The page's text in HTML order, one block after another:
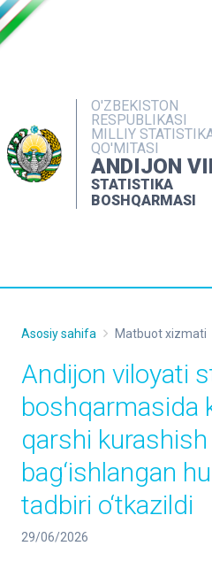
O'ZBEKISTON
RESPUBLIKASI
MILLIY
QO'MITASI
ANDIJON
STATISTIKA
BOSHQARMASI
INTERAKTIV
MATBUOT
Asosiy sahifa Matbuot xizmati
Andijon viloyati
boshqarmasida
qarshi
bag‘ishlangan
tadbiri o‘tkazildi
29/06/2026